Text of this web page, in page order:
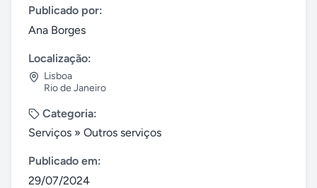
Publicado por:
Ana Borges
Localização:
Lisboa
Rio de Janeiro
Categoria:
Serviços » Outros serviços
Publicado em:
29/07/2024